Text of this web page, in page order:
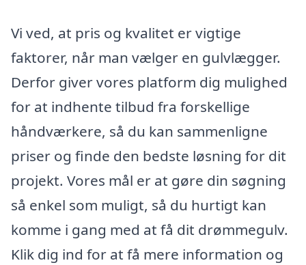
Vi ved, at pris og kvalitet er vigtige
faktorer, når man vælger en gulvlægger.
Derfor giver vores platform dig mulighed
for at indhente tilbud fra forskellige
håndværkere, så du kan sammenligne
priser og finde den bedste løsning for dit
projekt. Vores mål er at gøre din søgning
så enkel som muligt, så du hurtigt kan
komme i gang med at få dit drømmegulv.
Klik dig ind for at få mere information og